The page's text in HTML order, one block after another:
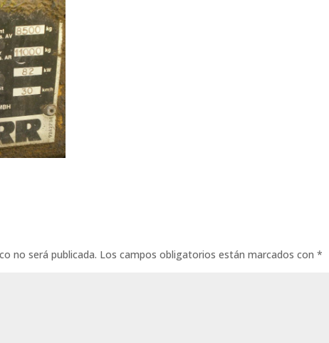
no será publicada. Los campos obligatorios están marcados con*